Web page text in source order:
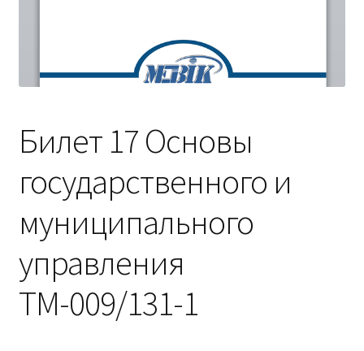
38.04.04 Государственное и муниципальное
управление 2,5 года (Магистратура)
Билет 17 Основы
государственного и
муниципального
управления
ТМ-009/131-1